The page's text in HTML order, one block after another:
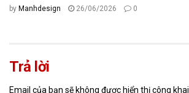
by Manhdesign 26/06/2026 0
Trả lời
Email của bạn sẽ không được hiển thị công khai.